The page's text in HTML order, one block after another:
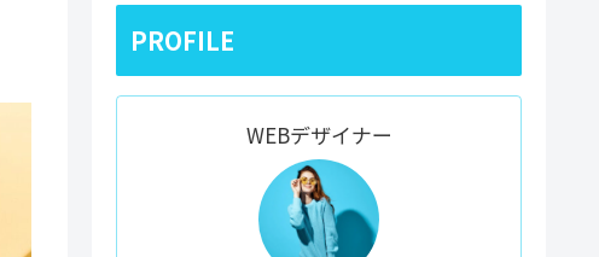
PROFILE
WEBデザイナー